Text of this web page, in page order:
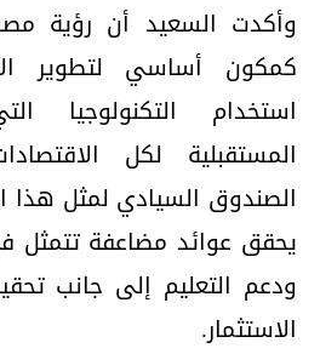
كمكون أساسي لتطویر
استخدام التكنولوجیا
المستقبلیة لكل
الصندوق السیادي لمثل ھذا
یحقق عوائد مضاعفة تتمثل
ودعم التعلیم إلى جانب
الاستثمار.